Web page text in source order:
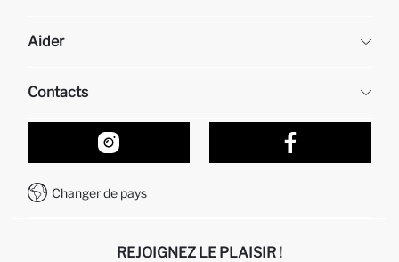
À propos de nous
Aider
Retour et changement
Suivi de la Commande
Comment acheter sur DeFacto ?
Comment payer sur DeFacto?
Contacts
Nos Magasins
Formulaire de contact
Service Client +212 525 076 633
Changer de pays
REJOIGNEZ LE PLAISIR !